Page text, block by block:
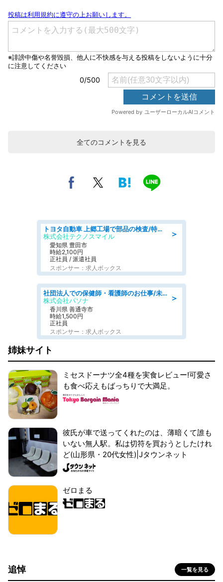
全てのコメントを見る
＞
トヨタ自動車 上郷工場で部品の検査/特典168万/tutumi
株式会社テクノスマイル
愛知県 豊田市
時給2,100円
正社員 / 派遣社員
スポンサー：求人ボックス
＞
社団法人での保健師・看護師のお仕事/未経験OK/要資格:普通免許、保健師、正看護師
株式会社パソナ
香川県 善通寺市
時給1,500円
正社員
スポンサー：求人ボックス
姉妹サイト
ミセスドーナツ全4種を実食レビュー!可愛さ
も食べ応えもばっちりで大満足。
彼氏が車で送ってくれたのは、薄暗くて誰も
いない無人駅。私は切符を買おうとしたけれ
ど(山形県・20代女性)|Jタウンネット
ゼロまる
追悼 一覧を見る